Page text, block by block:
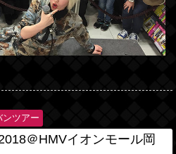
ンツアー
＠HMVイオンモール岡